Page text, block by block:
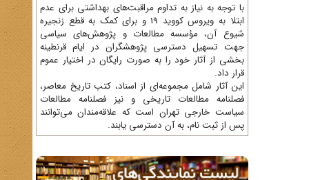
با توجه به نیاز به تداوم مراقبت‌های بهداشتی برای عدم
ابتلا به ویروس کووید 19 و برای کمک به قطع زنجیره
شیوع آن، مؤسسه مطالعات و پژوهش‌های سیاسی
جهت تسهیل دسترسی پژوهشگران در ایام قرنطینه
بخشی از آثار خود را به صورت رایگان در اختیار عموم
قرار داد.
این آثار شامل مجموعه‌ای از اسناد، کتب تاریخ معاصر،
فصلنامه‌ مطالعات تاریخی و نیز فصلنامه مطالعات
سیاست خارجی تهران است که علاقه‌مندان می‌توانند
پس از ثبت نام، به آن دسترسی یابند.